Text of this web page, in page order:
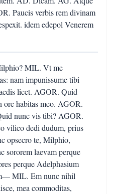
MIL. Vt me
nam impunissume tibi
licet. AGOR. Quid
habitas meo. AGOR.
nunc vis tibi? AGOR.
vilico dedi dudum, prius
opsecro te, Milphio,
sororem laevam perque
perque Adelphasium
MIL. Em nunc nihil
mea commoditas,